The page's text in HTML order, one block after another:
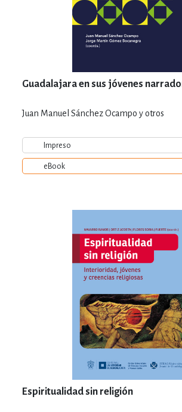
Guadalajara en sus jóvenes
Juan Manuel Sánchez Ocampo y otros
Impreso
eBook
Espiritualidad sin religión